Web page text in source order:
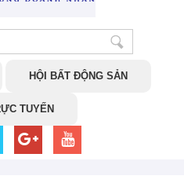
HỘI BẤT ĐỘNG SẢN
TUYẾN